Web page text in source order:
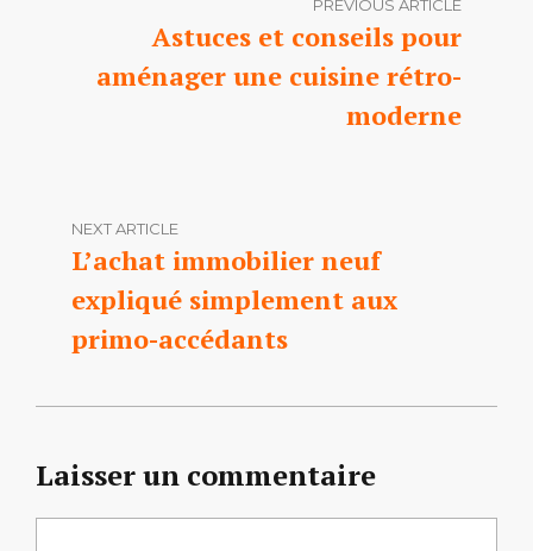
PREVIOUS ARTICLE
Astuces et conseils pour
aménager une cuisine rétro-
moderne
NEXT ARTICLE
L’achat immobilier neuf
expliqué simplement aux
primo-accédants
Laisser un commentaire